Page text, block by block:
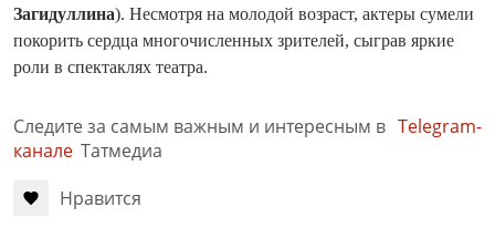
Загидуллина). Несмотря на молодой возраст, актеры сумели
покорить сердца многочисленных зрителей, сыграв яркие
роли в спектаклях театра.
Следите за самым важным и интересным в Telegram-
канале Татмедиа
Нравится